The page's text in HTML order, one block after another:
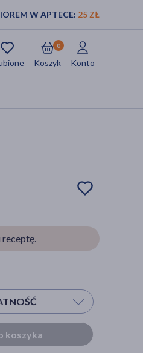
W APTECE: 25 ZŁ
Koszyk
0
Konto
receptę.
koszyka